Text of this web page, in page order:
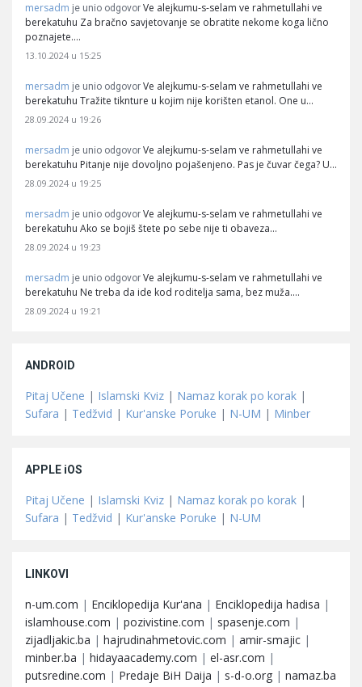
mersadm je unio odgovor Ve alejkumu-s-selam ve rahmetullahi ve
berekatuhu Za bračno savjetovanje se obratite nekome koga lično
poznajete.…
13.10.2024 u 15:25
mersadm je unio odgovor Ve alejkumu-s-selam ve rahmetullahi ve
berekatuhu Tražite tiknture u kojim nije korišten etanol. One u…
28.09.2024 u 19:26
mersadm je unio odgovor Ve alejkumu-s-selam ve rahmetullahi ve
berekatuhu Pitanje nije dovoljno pojašenjeno. Pas je čuvar čega? U…
28.09.2024 u 19:25
mersadm je unio odgovor Ve alejkumu-s-selam ve rahmetullahi ve
berekatuhu Ako se bojiš štete po sebe nije ti obaveza…
28.09.2024 u 19:23
mersadm je unio odgovor Ve alejkumu-s-selam ve rahmetullahi ve
berekatuhu Ne treba da ide kod roditelja sama, bez muža.…
28.09.2024 u 19:21
ANDROID
Pitaj Učene | Islamski Kviz | Namaz korak po korak |
Sufara | Tedžvid | Kur'anske Poruke | N-UM | Minber
APPLE iOS
Pitaj Učene | Islamski Kviz | Namaz korak po korak |
Sufara | Tedžvid | Kur'anske Poruke | N-UM
LINKOVI
n-um.com | Enciklopedija Kur'ana | Enciklopedija hadisa |
islamhouse.com | pozivistine.com | spasenje.com |
zijadljakic.ba | hajrudinahmetovic.com | amir-smajic |
minber.ba | hidayaacademy.com | el-asr.com |
putsredine.com | Predaje BiH Daija | s-d-o.org | namaz.ba